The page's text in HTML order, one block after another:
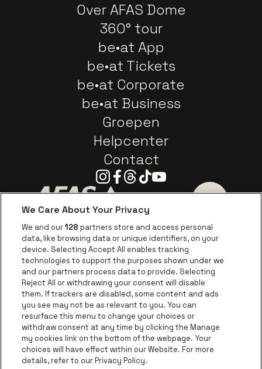
Over AFAS Dome
360° tour
be•at App
be•at Tickets
be•at Corporate
be•at Business
Groepen
Helpcenter
Contact
Instagram
Facebook
Threads
TiktokYoutube
Ga naar de website van
Ga naar
Ga naar de website van Europcar
Ga naar de
Ga naar de website van Coca-Cola
Ga naar de website van
Ga naar de
Ga naar de website van Champagne
Ga naar de website
Ga naar de website van Het
Ga naar de
AFAS Dome is een deel van be•at
We Care About Your Privacy
We and our128 partners store and access personal
data, like browsing data or unique identifiers, on your
device. Selecting Accept All enables tracking
technologies to support the purposes shown under we
and our partners process data to provide. Selecting
Reject All or withdrawing your consent will disable
them. If trackers are disabled, some content and ads
you see may not be as relevant to you. You can
resurface this menu to change your choices or
withdraw consent at any time by clicking the Manage
my cookies link on the bottom of the webpage. Your
choices will have effect within our Website. For more
details, refer to our Privacy Policy.